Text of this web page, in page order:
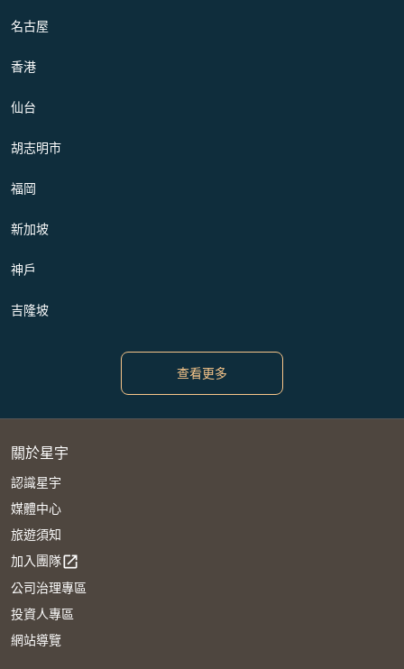
名古屋
香港
仙台
胡志明市
福岡
新加坡
神戶
吉隆坡
查看更多
關於星宇
認識星宇
媒體中心
旅遊須知
加入團隊open_in_new
公司治理專區
投資人專區
網站導覽